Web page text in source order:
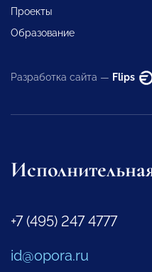
Проекты
Образование
Разработка сайта — Flips
+7 (495) 247 4777
id@opora.ru